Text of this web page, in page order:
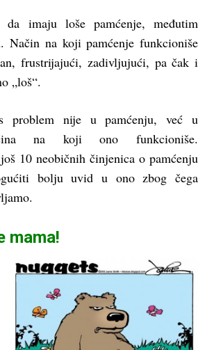
imaju loše pamćenje, međutim
Način na koji pamćenje funkcioniše
frustrijajući, zadivljujući, pa čak i
„loš“.
problem nije u pamćenju, već u
na koji ono funkcioniše.
10 neobičnih činjenica o pamćenju
bolju uvid u ono zbog čega
mama!